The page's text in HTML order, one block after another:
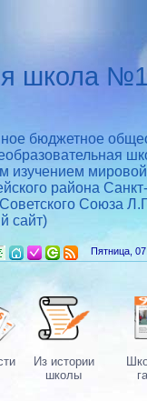
Пятница,
школа
бюджетное
изучением
района
Союза
сайт)
Из истории
школы